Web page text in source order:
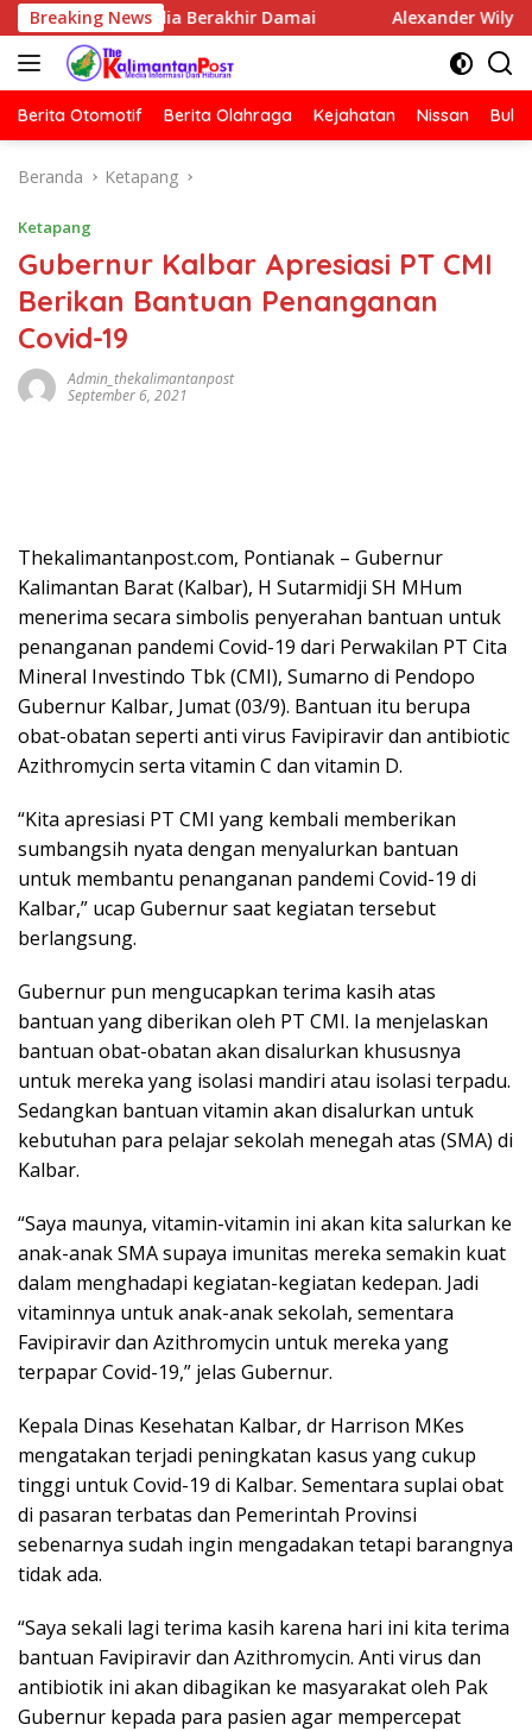
Langsung
ke
konten
Breaking News
Media Berakhir Damai Alexander Wilyo
Berita Otomotif Berita Olahraga Kejahatan Nissan
Beranda Ketapang
Ketapang
Gubernur Kalbar Apresiasi PT CMI
Berikan Bantuan Penanganan
Covid-19
Admin_thekalimantanpost
September 6, 2021
Thekalimantanpost.com, Pontianak – Gubernur
Kalimantan Barat (Kalbar), H Sutarmidji SH MHum
menerima secara simbolis penyerahan bantuan untuk
penanganan pandemi Covid-19 dari Perwakilan PT Cita
Mineral Investindo Tbk (CMI), Sumarno di Pendopo
Gubernur Kalbar, Jumat (03/9). Bantuan itu berupa
obat-obatan seperti anti virus Favipiravir dan antibiotic
Azithromycin serta vitamin C dan vitamin D.
“Kita apresiasi PT CMI yang kembali memberikan
sumbangsih nyata dengan menyalurkan bantuan
untuk membantu penanganan pandemi Covid-19 di
Kalbar,” ucap Gubernur saat kegiatan tersebut
berlangsung.
Gubernur pun mengucapkan terima kasih atas
bantuan yang diberikan oleh PT CMI. Ia menjelaskan
bantuan obat-obatan akan disalurkan khususnya
untuk mereka yang isolasi mandiri atau isolasi terpadu.
Sedangkan bantuan vitamin akan disalurkan untuk
kebutuhan para pelajar sekolah menegah atas (SMA) di
Kalbar.
“Saya maunya, vitamin-vitamin ini akan kita salurkan ke
anak-anak SMA supaya imunitas mereka semakin kuat
dalam menghadapi kegiatan-kegiatan kedepan. Jadi
vitaminnya untuk anak-anak sekolah, sementara
Favipiravir dan Azithromycin untuk mereka yang
terpapar Covid-19,” jelas Gubernur.
Kepala Dinas Kesehatan Kalbar, dr Harrison MKes
mengatakan terjadi peningkatan kasus yang cukup
tinggi untuk Covid-19 di Kalbar. Sementara suplai obat
di pasaran terbatas dan Pemerintah Provinsi
sebenarnya sudah ingin mengadakan tetapi barangnya
tidak ada.
“Saya sekali lagi terima kasih karena hari ini kita terima
bantuan Favipiravir dan Azithromycin. Anti virus dan
antibiotik ini akan dibagikan ke masyarakat oleh Pak
Gubernur kepada para pasien agar mempercepat